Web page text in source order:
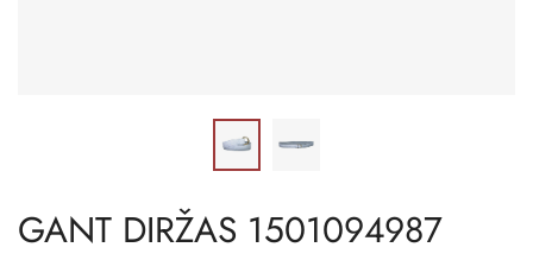
GANT DIRŽAS 1501094987